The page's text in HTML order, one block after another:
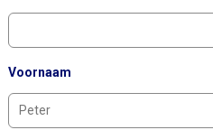
Voornaam